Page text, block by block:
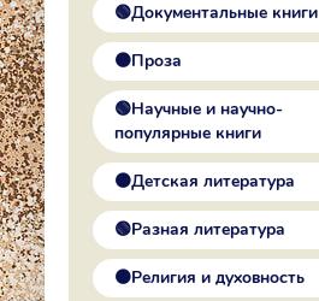
🟢Документальные книги
🟠Проза
🟢Научные и научно-
популярные книги
🟠Детская литература
🟢Разная литература
🟠Религия и духовность